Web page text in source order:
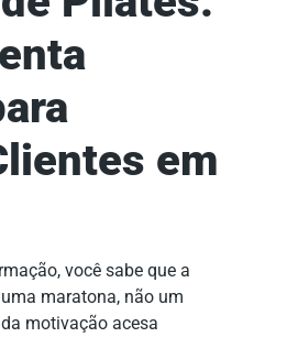
em
você sabe que a
maratona, não um
motivação acesa